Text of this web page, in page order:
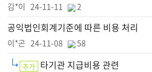
김*이 24-11-11 2
공익법인회계기준에 따른 비용 처리
이*곤 24-11-08 58
추가 타기관 지급비용 관련